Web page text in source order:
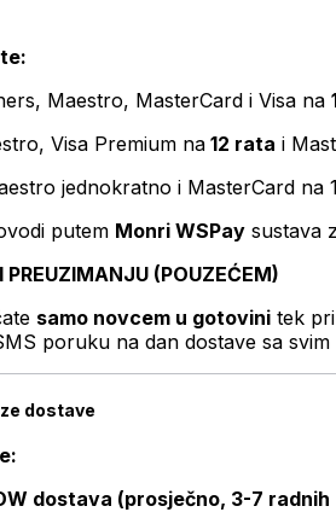
Maestro, MasterCard i Visa na
Visa Premium na 12 rata i
jednokratno i MasterCard na
putem Monri WSPay sustava
PREUZIMANJU (POUZEĆEM)
samo novcem u gotovini tek
poruku na dan dostave sa svim
dostave
dostava (prosječno, 3-7 radnih